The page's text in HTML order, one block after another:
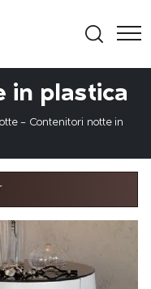
in plastica
- Contenitori notte in